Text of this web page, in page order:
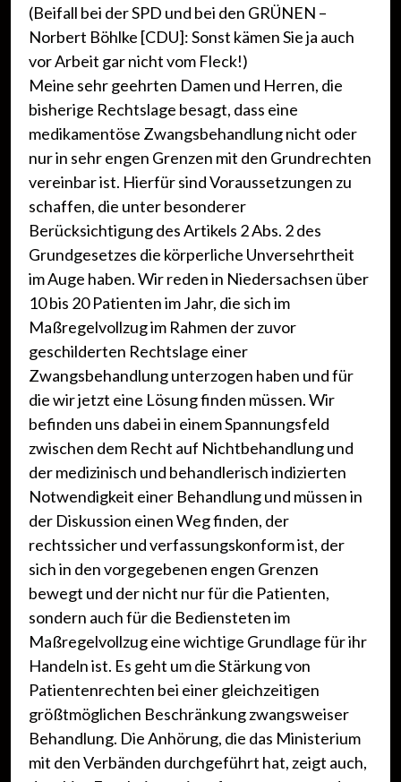
(Beifall bei der SPD und bei den GRÜNEN –
Norbert Böhlke [CDU]: Sonst kämen Sie ja auch
vor Arbeit gar nicht vom Fleck!)
Meine sehr geehrten Damen und Herren, die
bisherige Rechtslage besagt, dass eine
medikamentöse Zwangsbehandlung nicht oder
nur in sehr engen Grenzen mit den Grundrechten
vereinbar ist. Hierfür sind Voraussetzungen zu
schaffen, die unter besonderer
Berücksichtigung des Artikels 2 Abs. 2 des
Grundgesetzes die körperliche Unversehrtheit
im Auge haben. Wir reden in Niedersachsen über
10 bis 20 Patienten im Jahr, die sich im
Maßregelvollzug im Rahmen der zuvor
geschilderten Rechtslage einer
Zwangsbehandlung unterzogen haben und für
die wir jetzt eine Lösung finden müssen. Wir
befinden uns dabei in einem Spannungsfeld
zwischen dem Recht auf Nichtbehandlung und
der medizinisch und behandlerisch indizierten
Notwendigkeit einer Behandlung und müssen in
der Diskussion einen Weg finden, der
rechtssicher und verfassungskonform ist, der
sich in den vorgegebenen engen Grenzen
bewegt und der nicht nur für die Patienten,
sondern auch für die Bediensteten im
Maßregelvollzug eine wichtige Grundlage für ihr
Handeln ist. Es geht um die Stärkung von
Patientenrechten bei einer gleichzeitigen
größtmöglichen Beschränkung zwangsweiser
Behandlung. Die Anhörung, die das Ministerium
mit den Verbänden durchgeführt hat, zeigt auch,